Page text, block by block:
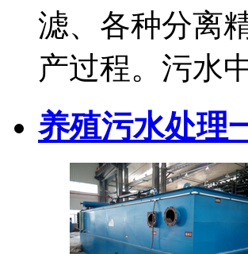
滤、各种分离
产过程。污水
养殖污水处理